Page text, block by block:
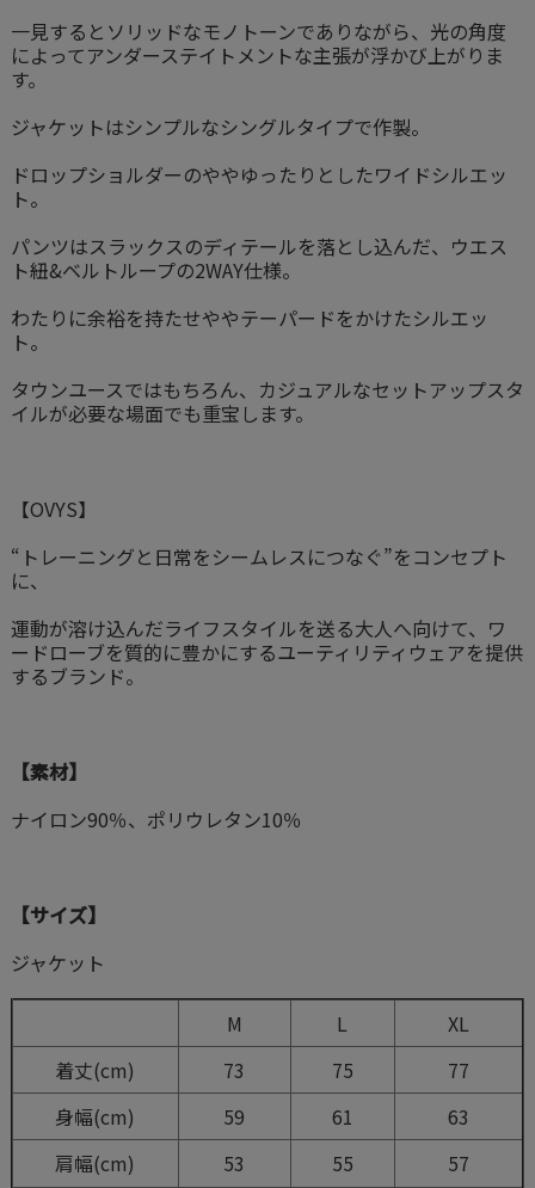
一見するとソリッドなモノトーンでありながら、光の角度
によってアンダーステイトメントな主張が浮かび上がりま
す。
ジャケットはシンプルなシングルタイプで作製。
ドロップショルダーのややゆったりとしたワイドシルエッ
ト。
パンツはスラックスのディテールを落とし込んだ、ウエス
ト紐&ベルトループの2WAY仕様。
わたりに余裕を持たせややテーパードをかけたシルエッ
ト。
タウンユースではもちろん、カジュアルなセットアップスタ
イルが必要な場面でも重宝します。
【OVYS】
“トレーニングと日常をシームレスにつなぐ”をコンセプト
に、
運動が溶け込んだライフスタイルを送る大人へ向けて、ワ
ードローブを質的に豊かにするユーティリティウェアを提供
するブランド。
【素材】
ナイロン90％、ポリウレタン10％
【サイズ】
ジャケット
M L
XL
着丈(cm)
73 75
77
身幅(cm)
59 61
63
肩幅(cm)
53 55
57